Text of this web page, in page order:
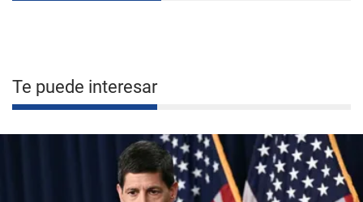
Te puede interesar